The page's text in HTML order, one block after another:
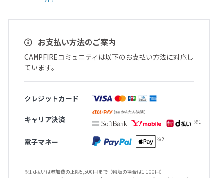
お支払い方法のご案内
CAMPFIREコミュニティは以下のお支払い方法に対応し
ています。
クレジットカード
キャリア決済
電子マネー
※1 d払いは参加費の上限5,500円まで（物販の場合は1,100円）